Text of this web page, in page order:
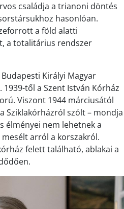
családja a trianoni döntés
hasonlóan.
a föld alatti
a totalitárius rendszer
Királyi Magyar
től a Szent István Kórház
Viszont 1944 márciusától
Sziklakórházról szólt – mondja
élményei nem lehetnek a
arról a korszakról.
felett található, ablakai a